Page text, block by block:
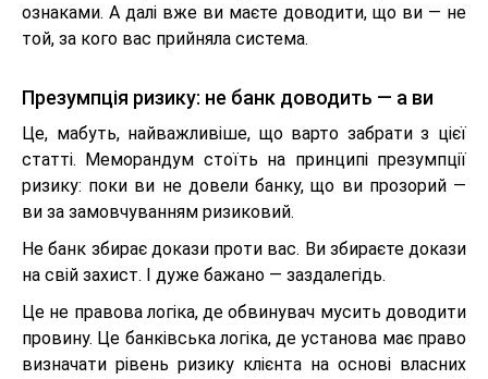
ознаками. А далі вже ви маєте доводити, що ви — не
той, за кого вас прийняла система.
Презумпція ризику: не банк доводить — а ви
Це, мабуть, найважливіше, що варто забрати з цієї
статті. Меморандум стоїть на принципі презумпції
ризику: поки ви не довели банку, що ви прозорий —
ви за замовчуванням ризиковий.
Не банк збирає докази проти вас. Ви збираєте докази
на свій захист. І дуже бажано — заздалегідь.
Це не правова логіка, де обвинувач мусить доводити
провину. Це банківська логіка, де установа має право
визначати рівень ризику клієнта на основі власних